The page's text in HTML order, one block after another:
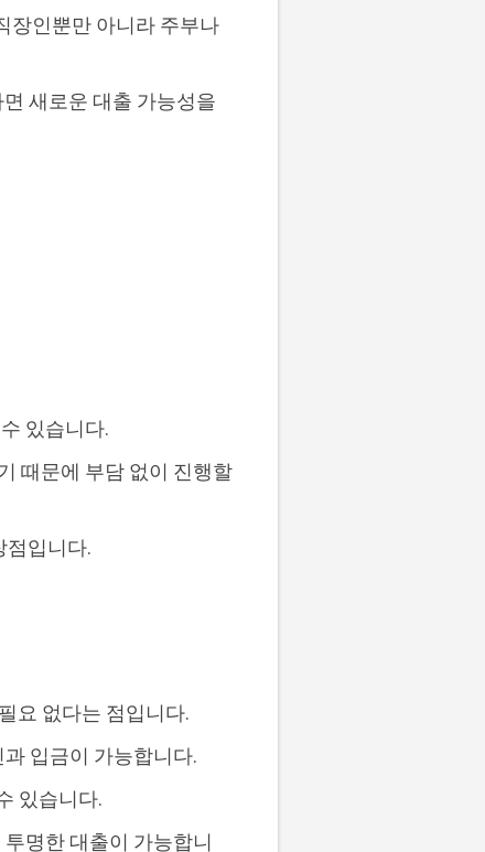
장인뿐만 아니라 주부나
새로운 대출 가능성을
있습니다.
때문에 부담 없이 진행할
점입니다.
요 없다는 점입니다.
입금이 가능합니다.
있습니다.
명한 대출이 가능합니